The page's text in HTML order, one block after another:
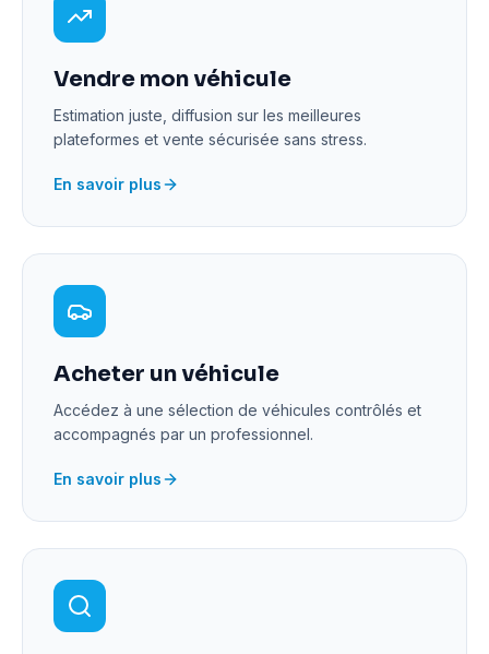
Vendre mon véhicule
Estimation juste, diffusion sur les meilleures
plateformes et vente sécurisée sans stress.
En savoir plus
Acheter un véhicule
Accédez à une sélection de véhicules contrôlés et
accompagnés par un professionnel.
En savoir plus